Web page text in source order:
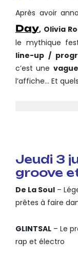
Après avoir
Day, Olivia
le mythique
line-up /
c’est une
l’affiche… Et
Jeudi 3
groove
De La Soul –
prêtes à faire
GLINTSAL – Le
rap et électro